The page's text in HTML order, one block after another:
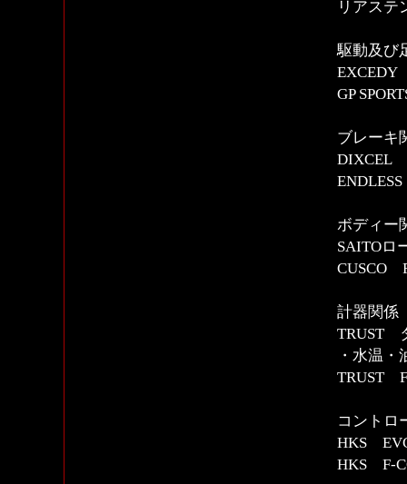
リアステ
駆動及び
EXCEDY
GP
ブレーキ
DIXCEL
ボディー
SAITOロ
CUSCO
計器関係
TRUST
・水温・
TRUST
コントロ
HKS
HKS F-